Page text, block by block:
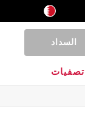
السداد
تصفيات